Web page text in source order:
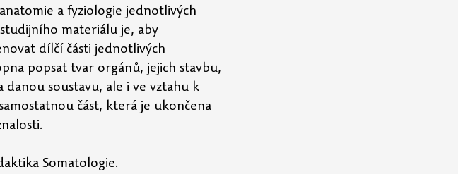
a fyziologie jednotlivých
materiálu je, aby
dílčí části jednotlivých
popsat tvar orgánů, jejich stavbu,
danou soustavu, ale i ve vztahu k
část, která je ukončena
Somatologie.